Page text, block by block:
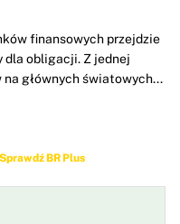
finansowych przejdzie
dla obligacji. Z jednej
głównych światowych...
Sprawdź BR Plus